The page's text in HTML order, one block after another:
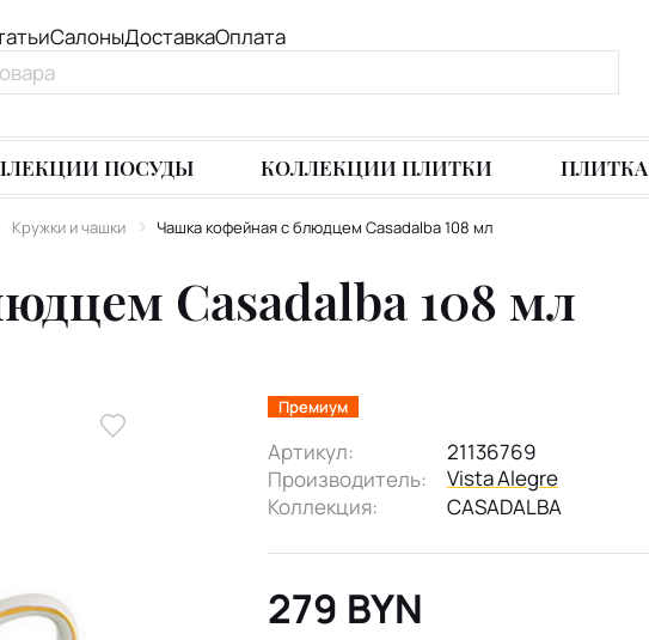
СалоныДоставкаОплата
ПОСУДЫ КОЛЛЕКЦИИ ПЛИТКИ ПЛИТКА
Кружки и чашки Чашка кофейная с блюдцем Casadalba 108 мл
Casadalba 108 мл
Премиум
Артикул:
21136769
Производитель:
Vista Alegre
Коллекция:
CASADALBA
279 BYN